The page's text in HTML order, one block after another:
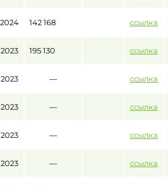
2024 142 168 ссылка
2023 195 130 ссылка
2023 — ссылка
2023 — ссылка
2023 — ссылка
2023 — ссылка